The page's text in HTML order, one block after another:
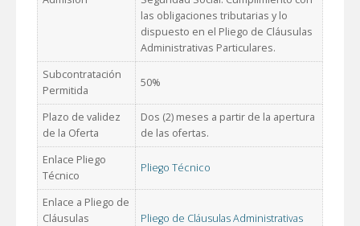
las obligaciones tributarias y lo
dispuesto en el Pliego de Cláusulas
Administrativas Particulares.
Subcontratación
Permitida
50%
Plazo de validez
de la Oferta
Dos (2) meses a partir de la apertura
de las ofertas.
Enlace Pliego
Técnico
Pliego Técnico
Enlace a Pliego de
Cláusulas
Pliego de Cláusulas Administrativas